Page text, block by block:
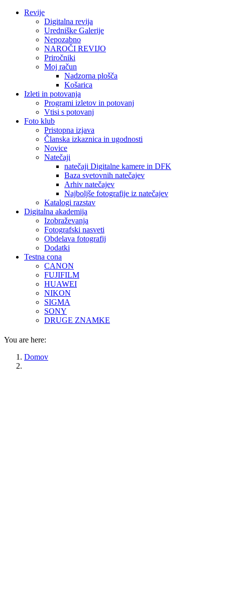
Revije
Digitalna revija
Uredniške Galerije
Nepozabno
NAROČI REVIJO
Priročniki
Moj račun
Nadzorna plošča
Košarica
Izleti in potovanja
Programi izletov in potovanj
Vtisi s potovanj
Foto klub
Pristopna izjava
Članska izkaznica in ugodnosti
Novice
Natečaji
natečaji Digitalne kamere in DFK
Baza svetovnih natečajev
Arhiv natečajev
Najboljše fotografije iz natečajev
Katalogi razstav
Digitalna akademija
Izobraževanja
Fotografski nasveti
Obdelava fotografij
Dodatki
Testna cona
CANON
FUJIFILM
HUAWEI
NIKON
SIGMA
SONY
DRUGE ZNAMKE
You are here:
Domov